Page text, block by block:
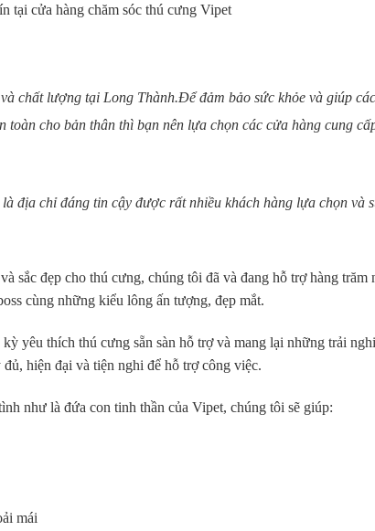
tại cửa hàng chăm sóc thú cưng Vipet
chất lượng tại Long Thành.Để đảm bảo sức khỏe và giúp các
cho bản thân thì bạn nên lựa chọn các cửa hàng cung
địa chỉ đáng tin cậy được rất nhiều khách hàng lựa chọn và
sắc đẹp cho thú cưng, chúng tôi đã và đang hỗ trợ hàng trăm
cùng những kiểu lông ấn tượng, đẹp mắt.
yêu thích thú cưng sẵn sàn hỗ trợ và mang lại những trải
hiện đại và tiện nghi để hỗ trợ công việc.
như là đứa con tinh thần của Vipet, chúng tôi sẽ giúp:
mái